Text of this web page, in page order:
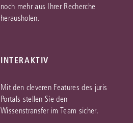
noch mehr aus Ihrer Recherche
herausholen.
INTERAKTIV
Mit den cleveren Features des juris
Portals stellen Sie den
Wissenstransfer im Team sicher.